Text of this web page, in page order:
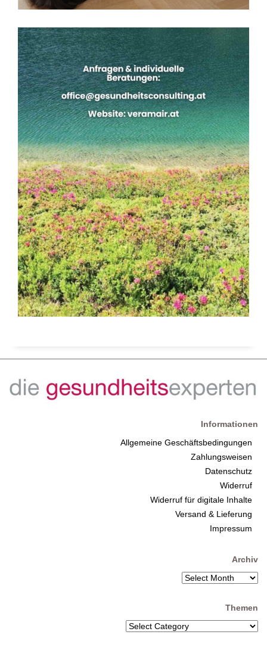
Informationen
Allgemeine Geschäftsbedingungen
Zahlungsweisen
Datenschutz
Widerruf
Widerruf für digitale Inhalte
Versand & Lieferung
Impressum
Archiv
Themen